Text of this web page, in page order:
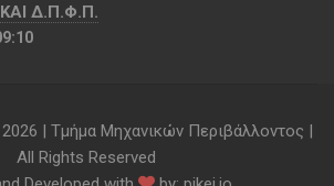
Δ.Π.Φ.Π.
2026 | Τμήμα Μηχανικών Περιβάλλοντος |
All Rights Reserved